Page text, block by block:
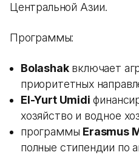
Центральной Азии.
Программы:
Bolashakвключает
приоритетных
El-Yurt Umidi
хозяйство и водное
программы Erasmus
полные стипендии по